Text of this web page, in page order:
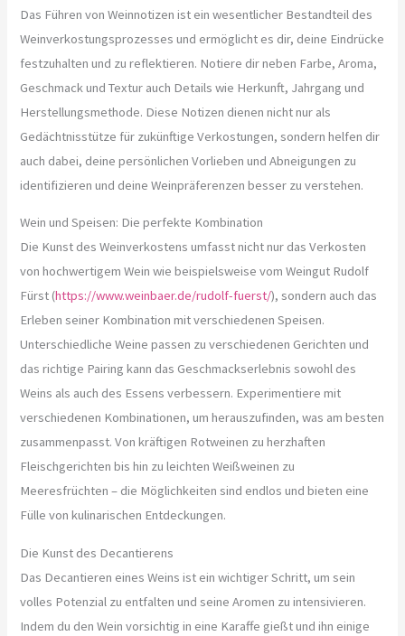
Das Führen von Weinnotizen ist ein wesentlicher Bestandteil des
Weinverkostungsprozesses und ermöglicht es dir, deine Eindrücke
festzuhalten und zu reflektieren. Notiere dir neben Farbe, Aroma,
Geschmack und Textur auch Details wie Herkunft, Jahrgang und
Herstellungsmethode. Diese Notizen dienen nicht nur als
Gedächtnisstütze für zukünftige Verkostungen, sondern helfen dir
auch dabei, deine persönlichen Vorlieben und Abneigungen zu
identifizieren und deine Weinpräferenzen besser zu verstehen.
Wein und Speisen: Die perfekte Kombination
Die Kunst des Weinverkostens umfasst nicht nur das Verkosten
von hochwertigem Wein wie beispielsweise vom Weingut Rudolf
Fürst (https://www.weinbaer.de/rudolf-fuerst/), sondern auch das
Erleben seiner Kombination mit verschiedenen Speisen.
Unterschiedliche Weine passen zu verschiedenen Gerichten und
das richtige Pairing kann das Geschmackserlebnis sowohl des
Weins als auch des Essens verbessern. Experimentiere mit
verschiedenen Kombinationen, um herauszufinden, was am besten
zusammenpasst. Von kräftigen Rotweinen zu herzhaften
Fleischgerichten bis hin zu leichten Weißweinen zu
Meeresfrüchten – die Möglichkeiten sind endlos und bieten eine
Fülle von kulinarischen Entdeckungen.
Die Kunst des Decantierens
Das Decantieren eines Weins ist ein wichtiger Schritt, um sein
volles Potenzial zu entfalten und seine Aromen zu intensivieren.
Indem du den Wein vorsichtig in eine Karaffe gießt und ihn einige